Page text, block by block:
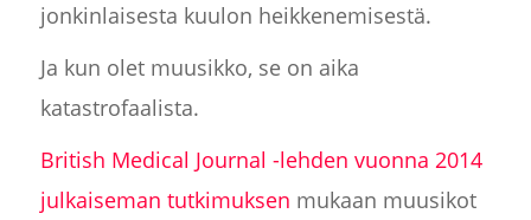
jonkinlaisesta kuulon heikkenemisestä.
Ja kun olet muusikko, se on aika
katastrofaalista.
British Medical Journal -lehden vuonna 2014
julkaiseman tutkimuksen mukaan muusikot